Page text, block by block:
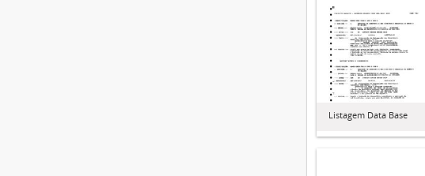
Listagem Data Base